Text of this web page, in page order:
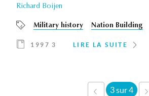
Richard Boijen
Military history Nation Building
1997 3 LIRE LA SUITE
‹ PRÉCÉDENT
3 sur 4